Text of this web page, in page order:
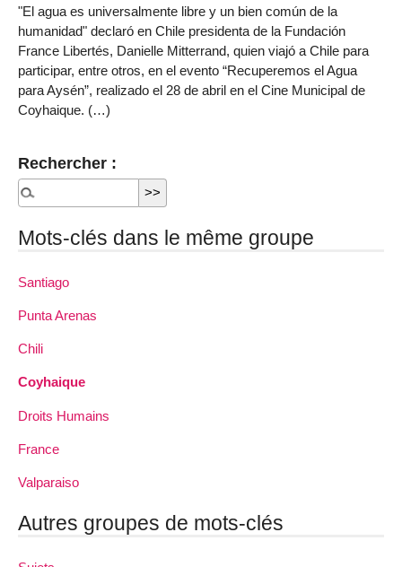
"El agua es universalmente libre y un bien común de la
humanidad" declaró en Chile presidenta de la Fundación
France Libertés, Danielle Mitterrand, quien viajó a Chile para
participar, entre otros, en el evento “Recuperemos el Agua
para Aysén”, realizado el 28 de abril en el Cine Municipal de
Coyhaique. (…)
Rechercher :
Mots-clés dans le même groupe
Santiago
Punta Arenas
Chili
Coyhaique
Droits Humains
France
Valparaiso
Autres groupes de mots-clés